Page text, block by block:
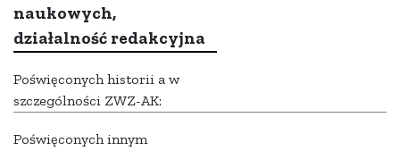
naukowych,
działalność redakcyjna
Poświęconych historii a w
szczególności ZWZ-AK:
Poświęconych innym